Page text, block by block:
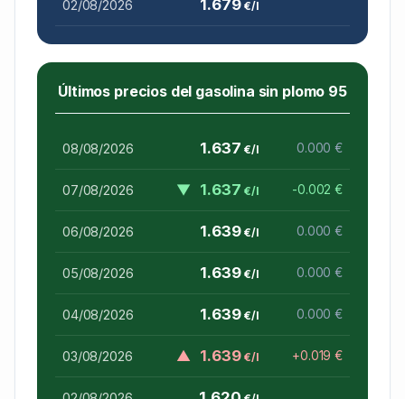
02/08/2026 1.679€/l
Últimos precios del gasolina sin plomo 95
08/08/2026 1.637€/l 0.000 €
07/08/2026 ▼ 1.637€/l -0.002 €
06/08/2026 1.639€/l 0.000 €
05/08/2026 1.639€/l 0.000 €
04/08/2026 1.639€/l 0.000 €
03/08/2026 ▲ 1.639€/l +0.019 €